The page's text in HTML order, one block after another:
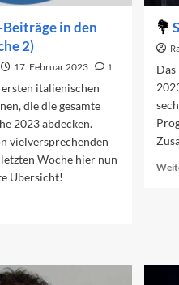
in den
2)
17. Februar 2023
1
italienischen
die die gesamte
2023 abdecken.
vielversprechenden
Woche hier nun
Übersicht!
Das